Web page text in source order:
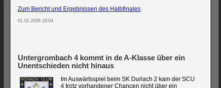
Zum Bericht und Ergebnissen des Halbfinales
01.02.2026 19:04
Untergrombach 4 kommt in de A-Klasse über ein
Unentschieden nicht hinaus
Im Auswärtsspiel beim SK Durlach 2 kam der SCU
4 trotz vorhandener Chancen nicht über ein